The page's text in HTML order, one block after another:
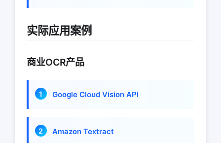
实际应用案例
商业OCR产品
Google Cloud Vision API
Amazon Textract